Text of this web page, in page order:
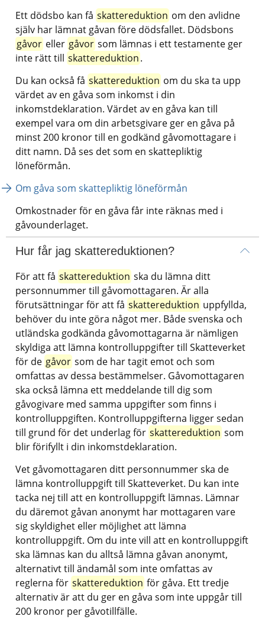
Ett dödsbo kan få skattereduktion om den avlidne
själv har lämnat gåvan före dödsfallet. Dödsbons
gåvor eller gåvor som lämnas i ett testamente ger
inte rätt till skattereduktion.
Du kan också få skattereduktion om du ska ta upp
värdet av en gåva som inkomst i din
inkomstdeklaration. Värdet av en gåva kan till
exempel vara om din arbetsgivare ger en gåva på
minst 200 kronor till en godkänd gåvomottagare i
ditt namn. Då ses det som en skattepliktig
löneförmån.
Om gåva som skattepliktig löneförmån
Omkostnader för en gåva får inte räknas med i
gåvounderlaget.
Hur får jag skattereduktionen?
För att få skattereduktion ska du lämna ditt
personnummer till gåvomottagaren. Är alla
förutsättningar för att få skattereduktion uppfyllda,
behöver du inte göra något mer. Både svenska och
utländska godkända gåvomottagarna är nämligen
skyldiga att lämna kontrolluppgifter till Skatteverket
för de gåvor som de har tagit emot och som
omfattas av dessa bestämmelser. Gåvomottagaren
ska också lämna ett meddelande till dig som
gåvogivare med samma uppgifter som finns i
kontrolluppgiften. Kontrolluppgifterna ligger sedan
till grund för det underlag för skattereduktion som
blir förifyllt i din inkomstdeklaration.
Vet gåvomottagaren ditt personnummer ska de
lämna kontrolluppgift till Skatteverket. Du kan inte
tacka nej till att en kontrolluppgift lämnas. Lämnar
du däremot gåvan anonymt har mottagaren vare
sig skyldighet eller möjlighet att lämna
kontrolluppgift. Om du inte vill att en kontrolluppgift
ska lämnas kan du alltså lämna gåvan anonymt,
alternativt till ändamål som inte omfattas av
reglerna för skattereduktion för gåva. Ett tredje
alternativ är att du ger en gåva som inte uppgår till
200 kronor per gåvotillfälle.